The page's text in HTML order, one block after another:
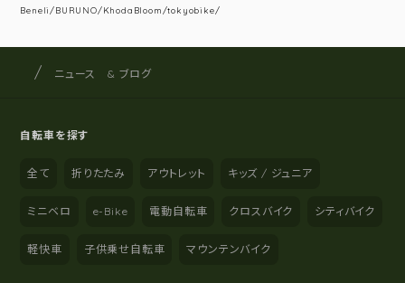
Beneli/BURUNO/KhodaBloom/tokyobike/
サイト内の現在地
サイクルショップナカゴヤ
ニュース & ブログ
自転車を探す
全て 折りたたみ アウトレット キッズ / ジュニア
ミニベロ e-Bike 電動自転車 クロスバイク シティバイク
軽快車 子供乗せ自転車 マウンテンバイク